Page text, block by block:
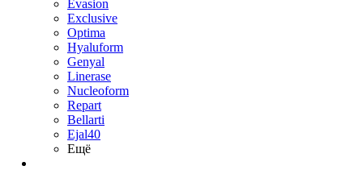
Evasion
Exclusive
Optima
Hyaluform
Genyal
Linerase
Nucleoform
Repart
Bellarti
Ejal40
Ещё